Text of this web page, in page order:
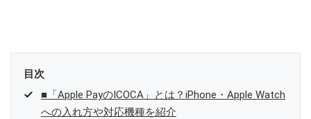
目次
■「Apple PayのICOCA」とは？iPhone・Apple Watch
への入れ方や対応機種を紹介